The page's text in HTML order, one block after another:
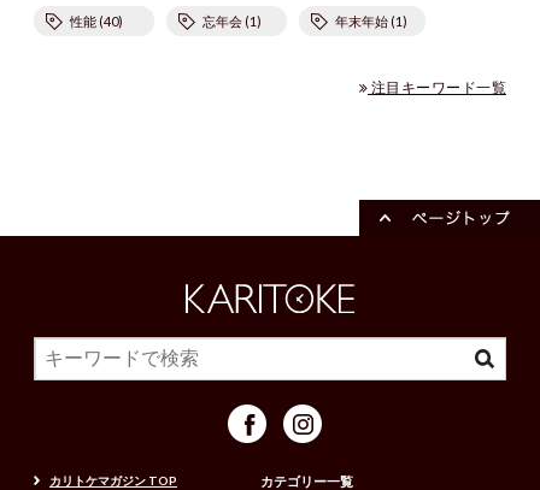
性能 (40) 忘年会 (1) 年末年始 (1)
注目キーワード一覧
カリトケマガジン TOP カテゴリー一覧